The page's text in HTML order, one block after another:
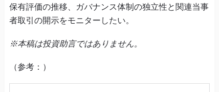
保有評価の推移、ガバナンス体制の独立性と関連当事
者取引の開示をモニターしたい。
※本稿は投資助言ではありません。
（参考：）